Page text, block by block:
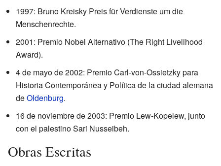
1997: Bruno Kreisky Preis für Verdienste um die
Menschenrechte.
2001: Premio Nobel Alternativo (The Right Livelihood
Award).
4 de mayo de 2002: Premio Carl-von-Ossietzky para
Historia Contemporánea y Política de la ciudad alemana
deOldenburg.
16 de noviembre de 2003: Premio Lew-Kopelew, junto
con el palestino Sari Nusseibeh.
Obras Escritas